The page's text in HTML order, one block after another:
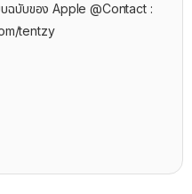
บฉบับของ Apple @Contact :
tentzy